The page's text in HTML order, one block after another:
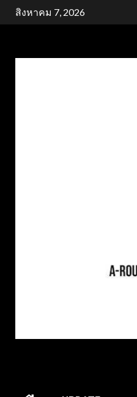
Skipสิงหาคม 7, 2026